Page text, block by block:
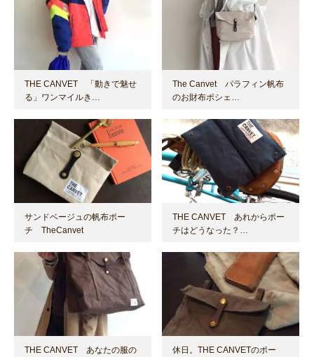
THE CANVET 「動きで魅せ
る」ワンマイルき…
The Canvet パラフィン帆布
のお財布ポシェ…
サンドベージュの帆布ポー
チ TheCanvet
THE CANVET あれからポー
チはどうなった？…
THE CANVET あなたの服の
休日。THE CANVETのポー